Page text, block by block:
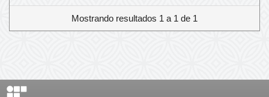
Mostrando resultados 1 a 1 de 1